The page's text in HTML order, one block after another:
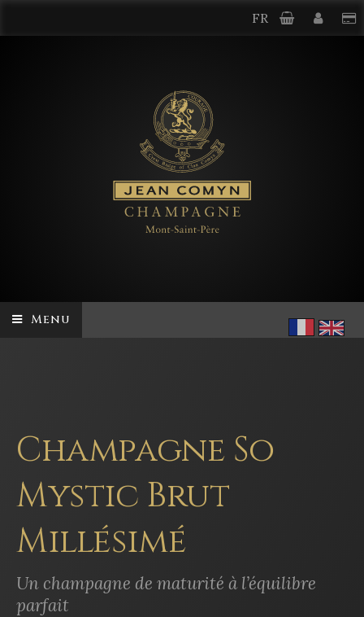
FR
Menu
Champagne So
Mystic Brut
Millésimé
Un champagne de maturité à l’équilibre
parfait